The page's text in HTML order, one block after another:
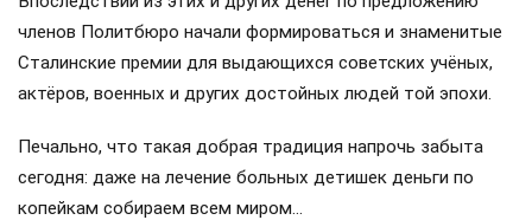
членов Политбюро начали формироваться и знаменитые
Сталинские премии для выдающихся советских учёных,
актёров, военных и других достойных людей той эпохи.
Печально, что такая добрая традиция напрочь забыта
сегодня: даже на лечение больных детишек деньги по
копейкам собираем всем миром…